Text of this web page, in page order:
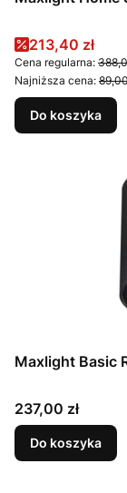
Cena
213,40 zł
Cena regularna:
Najniższa cena:
Do koszyka
Maxlight Basic
Cena
237,00 zł
Do koszyka